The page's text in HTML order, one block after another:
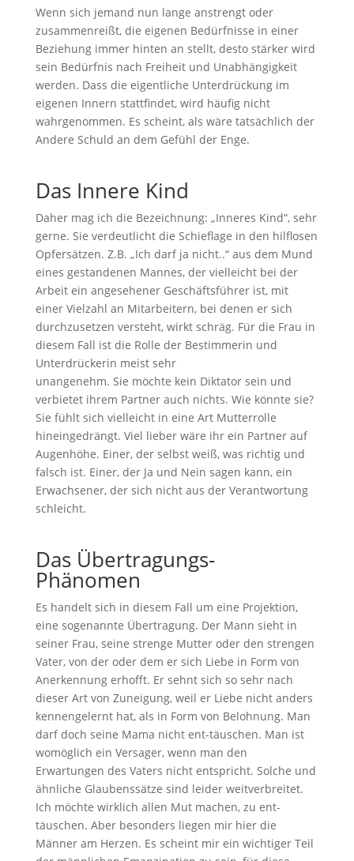
Wenn sich jemand nun lange anstrengt oder
zusammenreißt, die eigenen Bedürfnisse in einer
Beziehung immer hinten an stellt, desto stärker wird
sein Bedürfnis nach Freiheit und Unabhängigkeit
werden. Dass die eigentliche Unterdrückung im
eigenen Innern stattfindet, wird häufig nicht
wahrgenommen. Es scheint, als wäre tatsächlich der
Andere Schuld an dem Gefühl der Enge.
Das Innere Kind
Daher mag ich die Bezeichnung: „Inneres Kind“, sehr
gerne. Sie verdeutlicht die Schieflage in den hilflosen
Opfersätzen. Z.B. „Ich darf ja nicht..“ aus dem Mund
eines gestandenen Mannes, der vielleicht bei der
Arbeit ein angesehener Geschäftsführer ist, mit
einer Vielzahl an Mitarbeitern, bei denen er sich
durchzusetzen versteht, wirkt schräg. Für die Frau in
diesem Fall ist die Rolle der Bestimmerin und
Unterdrückerin meist sehr
unangenehm. Sie möchte kein Diktator sein und
verbietet ihrem Partner auch nichts. Wie könnte sie?
Sie fühlt sich vielleicht in eine Art Mutterrolle
hineingedrängt. Viel lieber wäre ihr ein Partner auf
Augenhöhe. Einer, der selbst weiß, was richtig und
falsch ist. Einer, der Ja und Nein sagen kann, ein
Erwachsener, der sich nicht aus der Verantwortung
schleicht.
Das Übertragungs-
Phänomen
Es handelt sich in diesem Fall um eine Projektion,
eine sogenannte Übertragung. Der Mann sieht in
seiner Frau, seine strenge Mutter oder den strengen
Vater, von der oder dem er sich Liebe in Form von
Anerkennung erhofft. Er sehnt sich so sehr nach
dieser Art von Zuneigung, weil er Liebe nicht anders
kennengelernt hat, als in Form von Belohnung. Man
darf doch seine Mama nicht ent-täuschen. Man ist
womöglich ein Versager, wenn man den
Erwartungen des Vaters nicht entspricht. Solche und
ähnliche Glaubenssätze sind leider weitverbreitet.
Ich möchte wirklich allen Mut machen, zu ent-
täuschen. Aber besonders liegen mir hier die
Männer am Herzen. Es scheint mir ein wichtiger Teil